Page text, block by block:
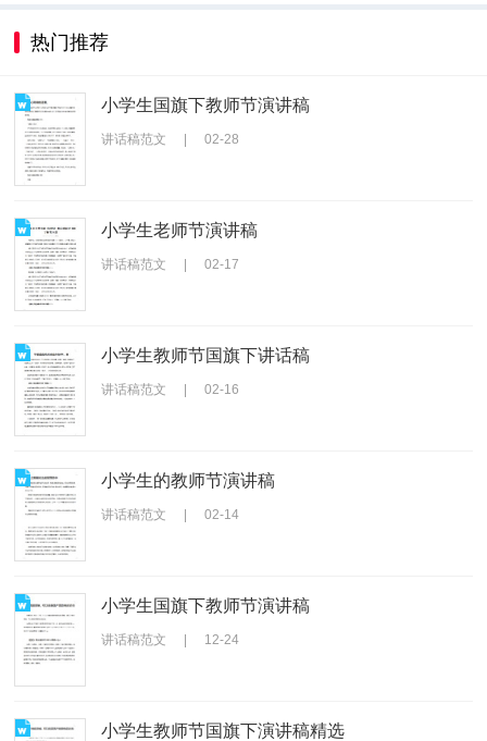
热门推荐
小学生国旗下教师节演讲稿
讲话稿范文 | 02-28
小学生老师节演讲稿
讲话稿范文 | 02-17
小学生教师节国旗下讲话稿
讲话稿范文 | 02-16
小学生的教师节演讲稿
讲话稿范文 | 02-14
小学生国旗下教师节演讲稿
讲话稿范文 | 12-24
小学生教师节国旗下演讲稿精选